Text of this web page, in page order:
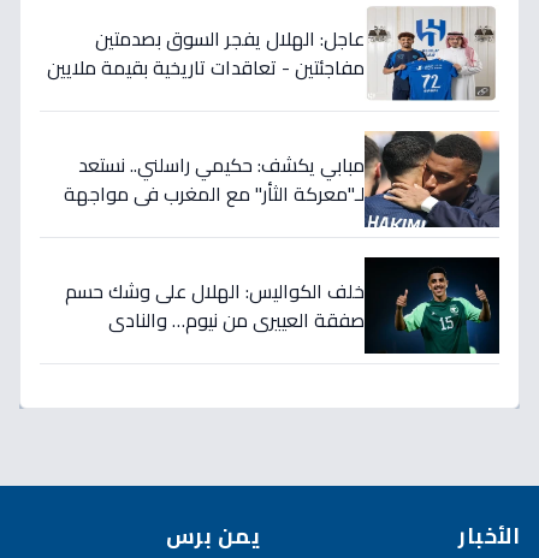
عاجل: الهلال يفجر السوق بصدمتين
مفاجئتين - تعاقدات تاريخية بقيمة ملايين
مبابي يكشف: حكيمي راسلني.. نستعد
لـ"معركة الثأر" مع المغرب في مواجهة
خلف الكواليس: الهلال على وشك حسم
صفقة العييري من نيوم… والنادي
الأخبار يمن برس